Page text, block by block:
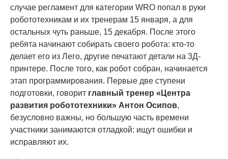
случае регламент для категории WRO попал в руки
робототехникам и их тренерам 15 января, а для
остальных чуть раньше, 15 декабря. После этого
ребята начинают собирать своего робота: кто-то
делает его из Лего, другие печатают детали на 3Д-
принтере. После того, как робот собран, начинается
этап программирования. Первые две ступени
подготовки, говорит главный тренер «Центра
развития робототехники» Антон Осипов,
безусловно важны, но большую часть времени
участники занимаются отладкой: ищут ошибки и
исправляют их.